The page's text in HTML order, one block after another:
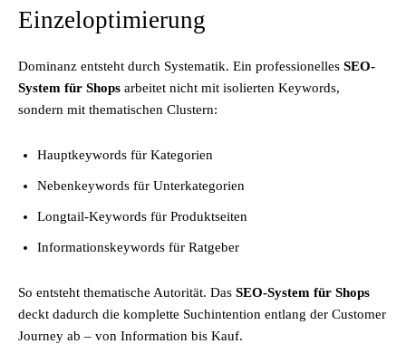
Einzeloptimierung
Dominanz entsteht durch Systematik. Ein professionelles SEO-
System für Shops arbeitet nicht mit isolierten Keywords,
sondern mit thematischen Clustern:
Hauptkeywords für Kategorien
Nebenkeywords für Unterkategorien
Longtail-Keywords für Produktseiten
Informationskeywords für Ratgeber
So entsteht thematische Autorität. Das SEO-System für Shops
deckt dadurch die komplette Suchintention entlang der Customer
Journey ab – von Information bis Kauf.